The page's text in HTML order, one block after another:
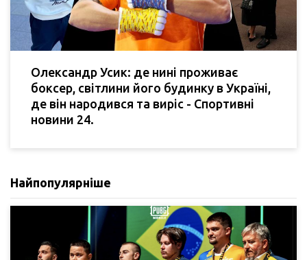
Олександр Усик: де нині проживає
боксер, світлини його будинку в Україні,
де він народився та виріс - Спортивні
новини 24.
Найпопулярніше